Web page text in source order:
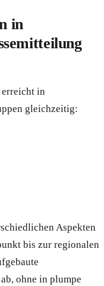
in
in
gleichzeitig:
Aspekten
bis zur regionalen
ohne in plumpe